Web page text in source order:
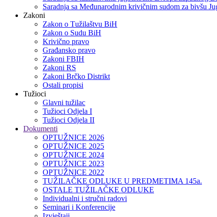
Saradnja sa Međunarodnim krivičnim sudom za bivšu
Zakoni
Zakon o Тužilaštvu BiH
Zakon o Sudu BiH
Krivično pravo
Građansko pravo
Zakoni FBIH
Zakoni RS
Zakoni Brčko Distrikt
Ostali propisi
Tužioci
Glavni tužilac
Tužioci Odjela I
Tužioci Odjela II
Dokumenti
OPTUŽNICE 2026
OPTUŽNICE 2025
OPTUŽNICE 2024
OPTUŽNICE 2023
OPTUŽNICE 2022
TUŽILAČKE ODLUKE U PREDMETIMA 145a.
OSTALE TUŽILAČKE ODLUKE
Individualni i stručni radovi
Seminari i Konferencije